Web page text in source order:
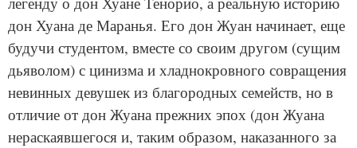
дон Хуана де Маранья. Его дон Жуан начинает, еще
будучи студентом, вместе со своим другом (сущим
дьяволом) с цинизма и хладнокровного совращения
невинных девушек из благородных семейств, но в
отличие от дон Жуана прежних эпох (дон Жуана
нераскаявшегося и, таким образом, наказанного за